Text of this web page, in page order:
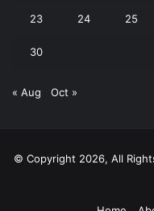
23 24 25
30
« Aug Oct »
© Copyright 2026, All